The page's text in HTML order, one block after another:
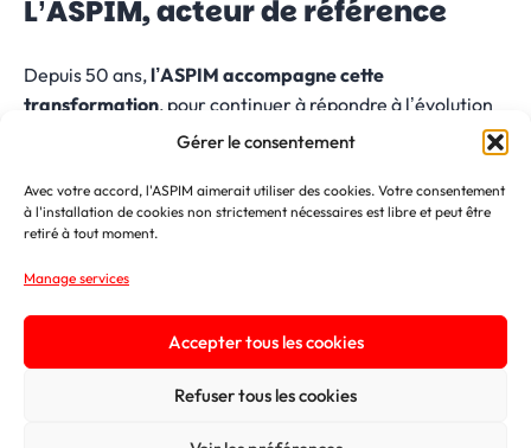
Gérer le consentement
Avec votre accord, l'ASPIM aimerait utiliser des cookies. Votre consentement
à l'installation de cookies non strictement nécessaires est libre et peut être
retiré à tout moment.
Manage services
Accepter tous les cookies
Refuser tous les cookies
L’ASPIM, acteur de référence
Depuis 50 ans,l’ASPIM accompagne cette
transformation, pour continuer à répondre à l’évolution
des besoins des épargnants d’aujourd’hui.
actualités
actualités